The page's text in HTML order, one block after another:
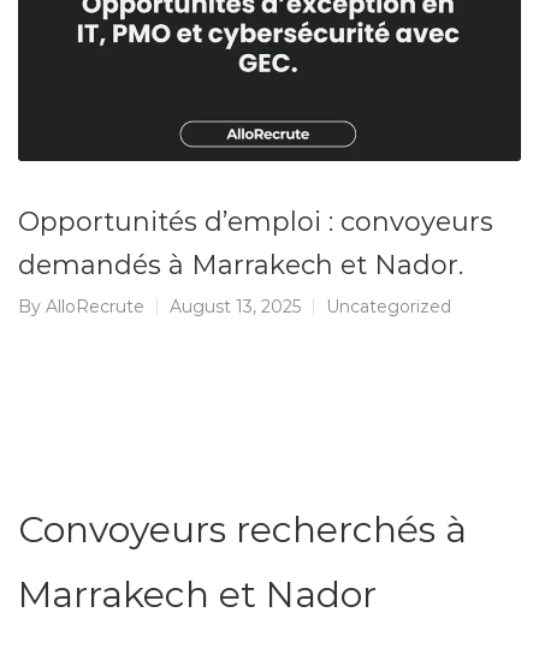
Opportunités d’emploi : convoyeurs
demandés à Marrakech et Nador.
By AlloRecrute August 13, 2025 Uncategorized
Convoyeurs recherchés à
Marrakech et Nador